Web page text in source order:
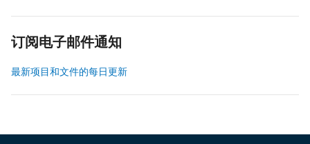
订阅电子邮件通知
最新项目和文件的每日更新